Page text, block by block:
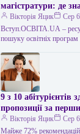
магістратури: де
відомості
Вікторія Яцик
Сер
Вступ.ОСВІТА.UA –
пошуку освітніх програм
відомості Для вибору
підготовки вступники до
магістратури…
9 з 10 абітурієнтів
пропозиції за
трьома
Вікторія Яцик
Сер
Майже 72%